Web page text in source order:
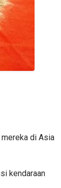
di Asia
kendaraan